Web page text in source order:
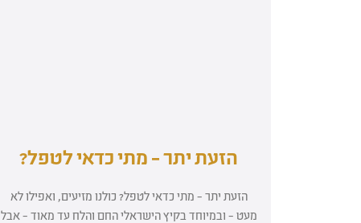
הזעת יתר – מתי כדאי לטפל?
הזעת יתר – מתי כדאי לטפל? כולנו מזיעים, ואפילו לא
מעט – ובמיוחד בקיץ הישראלי החם והלח עד מאוד – אבל